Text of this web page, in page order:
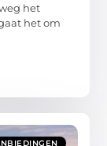
het
het om